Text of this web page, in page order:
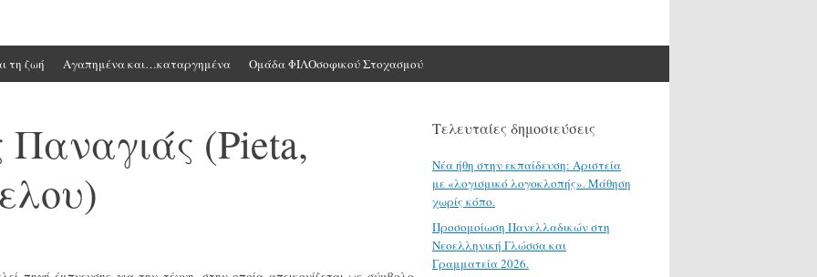
τη ζωή Αγαπημένα και…καταργημένα Ομάδα ΦΙΛΟσοφικού Στοχασμού
Παναγιάς (Pieta,
Τελευταίες δημοσιεύσεις
Νέα ήθη στην εκπαίδευση: Αριστεία
με «λογισμικό λογοκλοπής». Μάθηση
χωρίς κόπο.
Προσομοίωση Πανελλαδικών στη
Νεοελληνική Γλώσσα και
Γραμματεία 2026.